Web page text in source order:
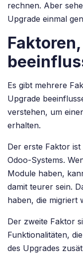
rechnen. Aber
Upgrade einmal
Es gibt mehrere
Upgrade
verstehen, um
erhalten.
Der erste Faktor
Odoo-Systems.
Module haben,
damit teurer sein.
haben, die migriert
Der zweite Faktor
Funktionalitäten,
des Upgrades